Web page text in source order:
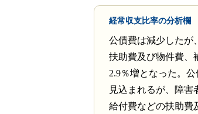
経常収支比率の分析欄
公債費は減少したが
扶助費及び物件費、
2.9％増となった。
見込まれるが、障害
給付費などの扶助費